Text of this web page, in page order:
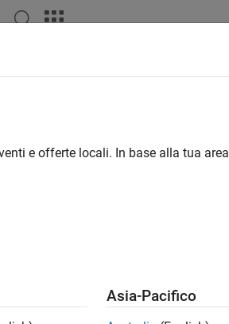
e offerte locali. In base alla tua area
Asia-Pacifico